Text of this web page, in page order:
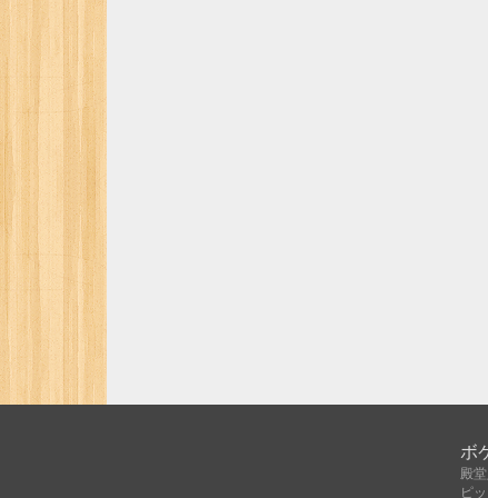
ボ
殿
ピ